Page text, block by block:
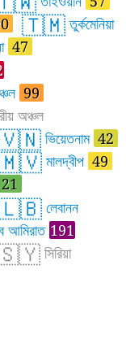
🇹🇲তুর্কমেনিয়া
47
99
অঞ্চল
ভিয়েতনাম 42
মালদ্বীপ 49
21
লেবানন
আমিরাত 191
সিরিয়া